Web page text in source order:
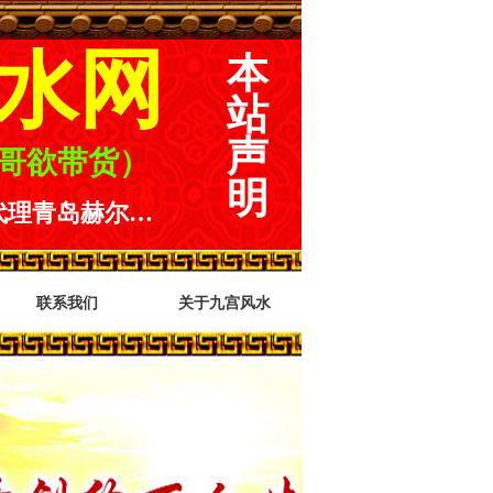
2024-05-10
黄波代理青岛赫尔曼精酿原浆.告别水啤.选择原浆.青岛精酿原浆啤酒哪家好.不喝不知道.一喝就知晓.青岛赫尔曼精酿原浆是你不二选择 넷
网
欲带货）
本
站
声
明
联系我们 关于九宫风水